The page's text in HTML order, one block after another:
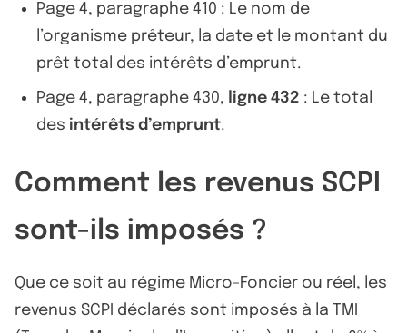
Page 4, paragraphe 410 : Le nom de
l’organisme prêteur, la date et le montant du
prêt total des intérêts d’emprunt.
Page 4, paragraphe 430, ligne 432 : Le total
des intérêts d’emprunt.
Comment les revenus SCPI
sont-ils imposés ?
Que ce soit au régime Micro-Foncier ou réel, les
revenus SCPI déclarés sont imposés à la TMI